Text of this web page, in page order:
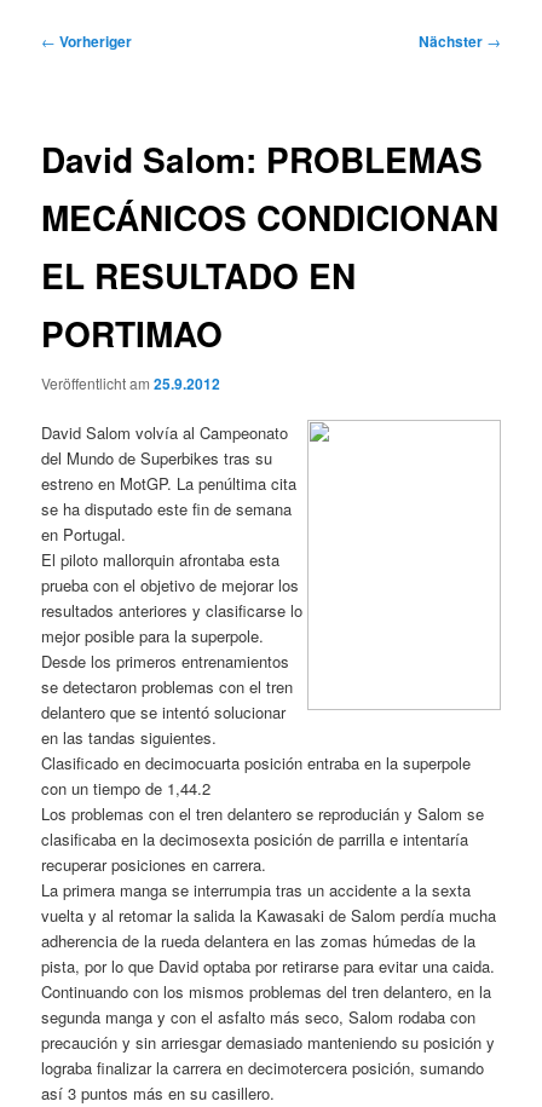
Beitragsnavigation
← Vorheriger Nächster →
David Salom: PROBLEMAS
MECÁNICOS CONDICIONAN
EL RESULTADO EN
PORTIMAO
Veröffentlicht am25.9.2012
David Salom volvía al Campeonato
del Mundo de Superbikes tras su
estreno en MotGP. La penúltima cita
se ha disputado este fin de semana
en Portugal.
El piloto mallorquin afrontaba esta
prueba con el objetivo de mejorar los
resultados anteriores y clasificarse lo
mejor posible para la superpole.
Desde los primeros entrenamientos
se detectaron problemas con el tren
delantero que se intentó solucionar
en las tandas siguientes.
Clasificado en decimocuarta posición entraba en la superpole
con un tiempo de 1,44.2
Los problemas con el tren delantero se reproducián y Salom se
clasificaba en la decimosexta posición de parrilla e intentaría
recuperar posiciones en carrera.
La primera manga se interrumpia tras un accidente a la sexta
vuelta y al retomar la salida la Kawasaki de Salom perdía mucha
adherencia de la rueda delantera en las zomas húmedas de la
pista, por lo que David optaba por retirarse para evitar una caida.
Continuando con los mismos problemas del tren delantero, en la
segunda manga y con el asfalto más seco, Salom rodaba con
precaución y sin arriesgar demasiado manteniendo su posición y
lograba finalizar la carrera en decimotercera posición, sumando
así 3 puntos más en su casillero.